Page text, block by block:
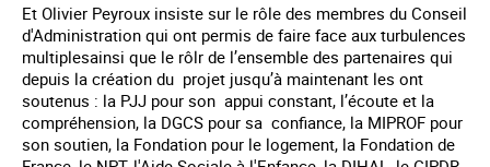
Et Olivier Peyroux insiste sur le rôle des membres du Conseil
d'Administration qui ont permis de faire face aux turbulences
multiplesainsi que le rôlr de l’ensemble des partenaires qui
depuis la création du projet jusqu’à maintenant les ont
soutenus : la PJJ pour son appui constant, l’écoute et la
compréhension, la DGCS pour sa confiance, la MIPROF pour
son soutien, la Fondation pour le logement, la Fondation de